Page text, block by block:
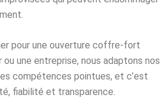
pour une ouverture coffre-fort
une entreprise, nous adaptons nos
compétences pointues, et c’est
fiabilité et transparence.